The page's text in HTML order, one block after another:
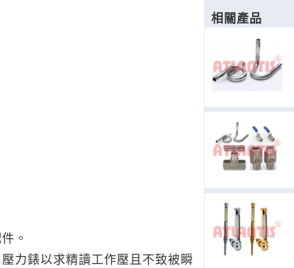
。
力錶以求精讀工作壓且不致被瞬
相關產品